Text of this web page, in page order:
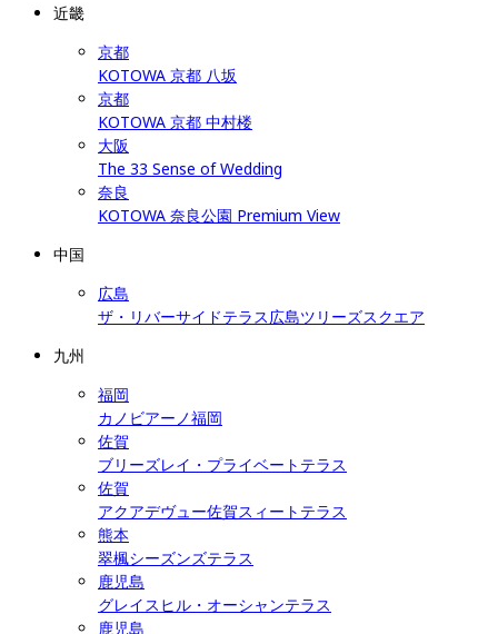
近畿
京都
KOTOWA 京都 八坂
京都
KOTOWA 京都 中村楼
大阪
The 33 Sense of Wedding
奈良
KOTOWA 奈良公園 Premium View
中国
広島
ザ・リバーサイドテラス広島ツリーズスクエア
九州
福岡
カノビアーノ福岡
佐賀
ブリーズレイ・プライベートテラス
佐賀
アクアデヴュー佐賀スィートテラス
熊本
翠楓シーズンズテラス
鹿児島
グレイスヒル・オーシャンテラス
鹿児島